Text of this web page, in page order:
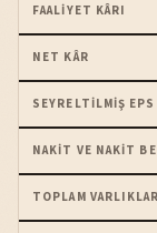
FAALIYET KÂRI
NET KÂR
SEYRELTILMIŞ EPS
NAKIT VE NAKIT
TOPLAM VARLIKLAR